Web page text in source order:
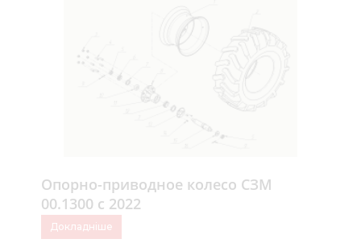
Опорно-приводное колесо СЗМ
00.1300 с 2022
Докладніше